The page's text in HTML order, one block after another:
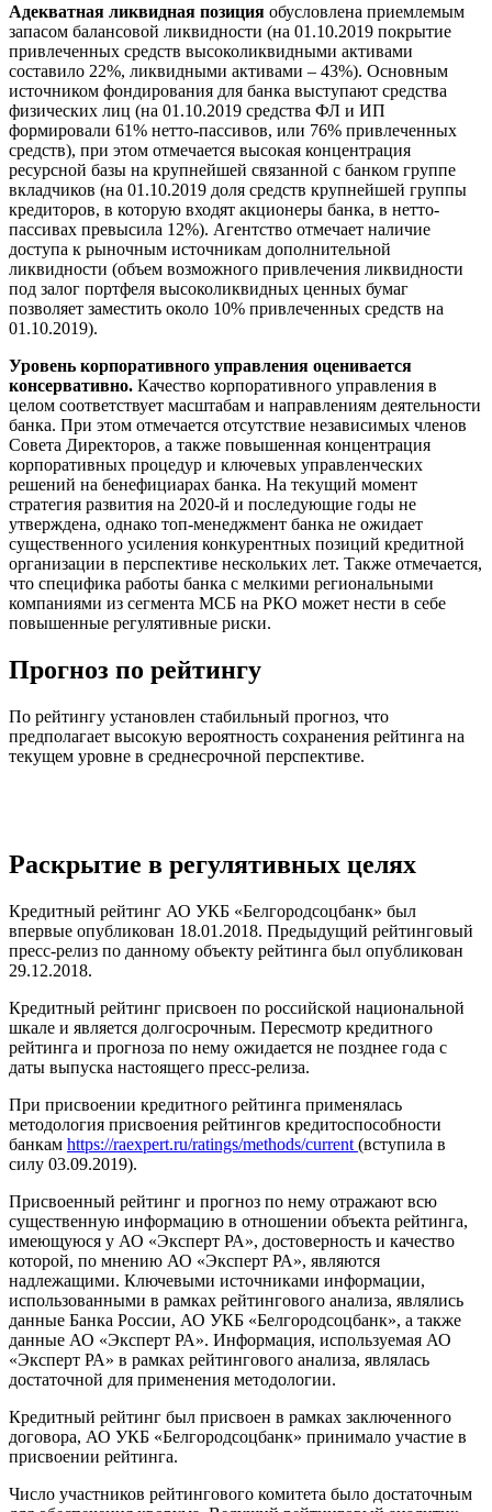
Адекватная ликвидная позиция обусловлена приемлемым
запасом балансовой ликвидности (на 01.10.2019 покрытие
привлеченных средств высоколиквидными активами
составило 22%, ликвидными активами – 43%). Основным
источником фондирования для банка выступают средства
физических лиц (на 01.10.2019 средства ФЛ и ИП
формировали 61% нетто-пассивов, или 76% привлеченных
средств), при этом отмечается высокая концентрация
ресурсной базы на крупнейшей связанной с банком группе
вкладчиков (на 01.10.2019 доля средств крупнейшей группы
кредиторов, в которую входят акционеры банка, в нетто-
пассивах превысила 12%). Агентство отмечает наличие
доступа к рыночным источникам дополнительной
ликвидности (объем возможного привлечения ликвидности
под залог портфеля высоколиквидных ценных бумаг
позволяет заместить около 10% привлеченных средств на
01.10.2019).
Уровень корпоративного управления оценивается
консервативно. Качество корпоративного управления в
целом соответствует масштабам и направлениям деятельности
банка. При этом отмечается отсутствие независимых членов
Совета Директоров, а также повышенная концентрация
корпоративных процедур и ключевых управленческих
решений на бенефициарах банка. На текущий момент
стратегия развития на 2020-й и последующие годы не
утверждена, однако топ-менеджмент банка не ожидает
существенного усиления конкурентных позиций кредитной
организации в перспективе нескольких лет. Также отмечается,
что специфика работы банка с мелкими региональными
компаниями из сегмента МСБ на РКО может нести в себе
повышенные регулятивные риски.
Прогноз по рейтингу
По рейтингу установлен стабильный прогноз, что
предполагает высокую вероятность сохранения рейтинга на
текущем уровне в среднесрочной перспективе.
Раскрытие в регулятивных целях
Кредитный рейтинг АО УКБ «Белгородсоцбанк» был
впервые опубликован 18.01.2018. Предыдущий рейтинговый
пресс-релиз по данному объекту рейтинга был опубликован
29.12.2018.
Кредитный рейтинг присвоен по российской национальной
шкале и является долгосрочным. Пересмотр кредитного
рейтинга и прогноза по нему ожидается не позднее года с
даты выпуска настоящего пресс-релиза.
При присвоении кредитного рейтинга применялась
методология присвоения рейтингов кредитоспособности
банкам https://raexpert.ru/ratings/methods/current (вступила в
силу 03.09.2019).
Присвоенный рейтинг и прогноз по нему отражают всю
существенную информацию в отношении объекта рейтинга,
имеющуюся у АО «Эксперт РА», достоверность и качество
которой, по мнению АО «Эксперт РА», являются
надлежащими. Ключевыми источниками информации,
использованными в рамках рейтингового анализа, являлись
данные Банка России, АО УКБ «Белгородсоцбанк», а также
данные АО «Эксперт РА». Информация, используемая АО
«Эксперт РА» в рамках рейтингового анализа, являлась
достаточной для применения методологии.
Кредитный рейтинг был присвоен в рамках заключенного
договора, АО УКБ «Белгородсоцбанк» принимало участие в
присвоении рейтинга.
Число участников рейтингового комитета было достаточным